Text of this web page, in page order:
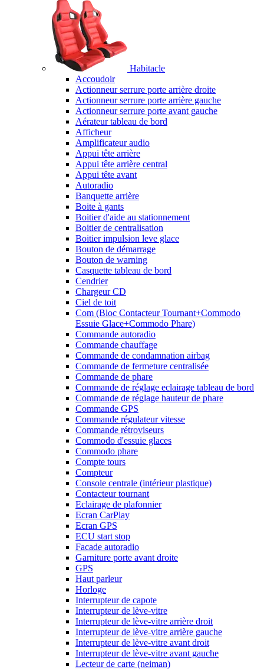
Habitacle
Accoudoir
Actionneur serrure porte arrière droite
Actionneur serrure porte arrière gauche
Actionneur serrure porte avant gauche
Aérateur tableau de bord
Afficheur
Amplificateur audio
Appui tête arrière
Appui tête arrière central
Appui tête avant
Autoradio
Banquette arrière
Boite à gants
Boitier d'aide au stationnement
Boitier de centralisation
Boitier impulsion leve glace
Bouton de démarrage
Bouton de warning
Casquette tableau de bord
Cendrier
Chargeur CD
Ciel de toit
Com (Bloc Contacteur Tournant+Commodo
Essuie Glace+Commodo Phare)
Commande autoradio
Commande chauffage
Commande de condamnation airbag
Commande de fermeture centralisée
Commande de phare
Commande de réglage eclairage tableau de bord
Commande de réglage hauteur de phare
Commande GPS
Commande régulateur vitesse
Commande rétroviseurs
Commodo d'essuie glaces
Commodo phare
Compte tours
Compteur
Console centrale (intérieur plastique)
Contacteur tournant
Eclairage de plafonnier
Ecran CarPlay
Ecran GPS
ECU start stop
Facade autoradio
Garniture porte avant droite
GPS
Haut parleur
Horloge
Interrupteur de capote
Interrupteur de lève-vitre
Interrupteur de lève-vitre arrière droit
Interrupteur de lève-vitre arrière gauche
Interrupteur de lève-vitre avant droit
Interrupteur de lève-vitre avant gauche
Lecteur de carte (neiman)